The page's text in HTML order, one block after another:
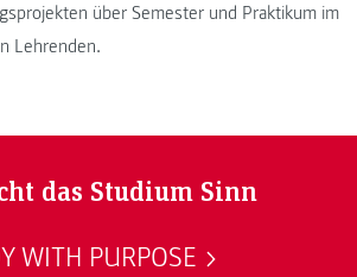
über Semester und Praktikum im
Lehrenden.
das Studium Sinn
WITH PURPOSE